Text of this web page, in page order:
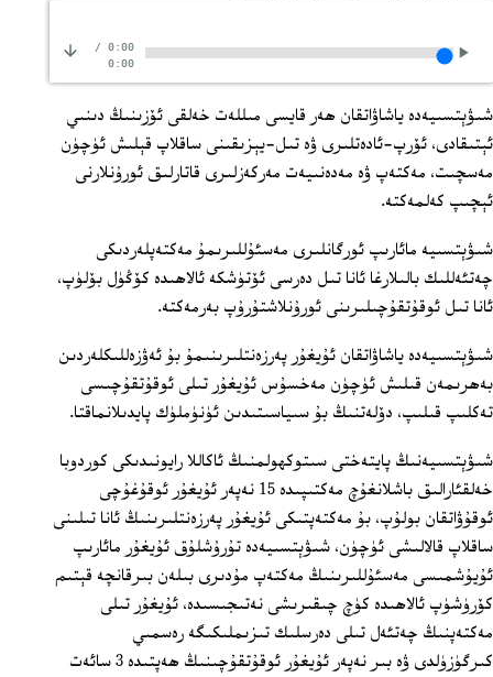
0:00
/
0:00
شىۋېتسىيەدە ياشاۋاتقان ھەر قايسى مىللەت خەلقى ئۆزىنىڭ دىنىي
ئېتىقادى، ئۆرپ-ئادەتلىرى ۋە تىل-يېزىقىنى ساقلاپ قېلىش ئۈچۈن
مەسچىت، مەكتەپ ۋە مەدەنىيەت مەركەزلىرى قاتارلىق ئورۇنلارنى
ئېچىپ كەلمەكتە.
شىۋېتسىيە مائارىپ ئورگانلىرى مەسئۇللىرىمۇ مەكتەپلەردىكى
چەتئەللىك بالىلارغا ئانا تىل دەرسى ئۆتۈشكە ئالاھىدە كۆڭۈل بۆلۈپ،
ئانا تىل ئوقۇتقۇچىلىرىنى ئورۇنلاشتۇرۇپ بەرمەكتە.
شىۋېتسىيەدە ياشاۋاتقان ئۇيغۇر پەرزەنتلىرىنىمۇ بۇ ئەۋزەللىكلەردىن
بەھرىمەن قىلىش ئۈچۈن مەخسۇس ئۇيغۇر تىلى ئوقۇتقۇچىسى
تەكلىپ قىلىپ، دۆلەتنىڭ بۇ سىياسىتىدىن ئۈنۈملۈك پايدىلانماقتا.
شىۋېتسىيەنىڭ پايتەختى سىتوكھولمنىڭ ئاكاللا رايونىدىكى كوردوبا
خەلقئارالىق باشلانغۇچ مەكتىپىدە 15 نەپەر ئۇيغۇر ئوقۇغۇچى
ئوقۇۋاتقان بولۇپ، بۇ مەكتەپتىكى ئۇيغۇر پەرزەنتلىرىنىڭ ئانا تىلىنى
ساقلاپ قالالىشى ئۈچۈن، شىۋېتسىيەدە تۇرۇشلۇق ئۇيغۇر مائارىپ
ئۇيۇشمىسى مەسئۇللىرىنىڭ مەكتەپ مۇدىرى بىلەن بىرقانچە قېتىم
كۆرۈشۈپ ئالاھىدە كۈچ چىقىرىشى نەتىجىسىدە، ئۇيغۇر تىلى
مەكتەپنىڭ چەتئەل تىلى دەرسلىك تىزىملىكىگە رەسمىي
كىرگۈزۈلدى ۋە بىر نەپەر ئۇيغۇر ئوقۇتقۇچىنىڭ ھەپتىدە 3 سائەت